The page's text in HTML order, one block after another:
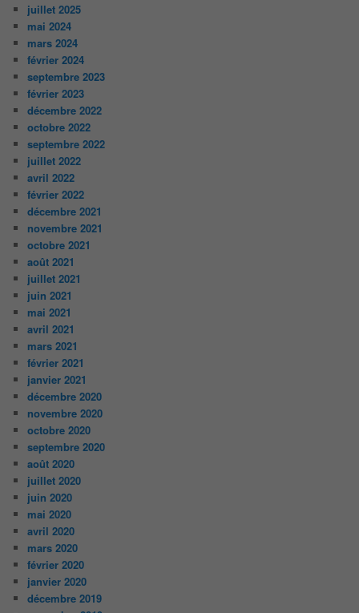
juillet 2025
mai 2024
mars 2024
février 2024
septembre 2023
février 2023
décembre 2022
octobre 2022
septembre 2022
juillet 2022
avril 2022
février 2022
décembre 2021
novembre 2021
octobre 2021
août 2021
juillet 2021
juin 2021
mai 2021
avril 2021
mars 2021
février 2021
janvier 2021
décembre 2020
novembre 2020
octobre 2020
septembre 2020
août 2020
juillet 2020
juin 2020
mai 2020
avril 2020
mars 2020
février 2020
janvier 2020
décembre 2019